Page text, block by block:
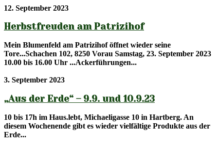
12. September 2023
Herbstfreuden am Patrizihof
Mein Blumenfeld am Patrizihof öffnet wieder seine
Tore...Schachen 102, 8250 Vorau Samstag, 23. September 2023
10.00 bis 16.00 Uhr ...Ackerführungen...
3. September 2023
„Aus der Erde“ – 9.9. und 10.9.23
10 bis 17h im Haus.lebt, Michaeligasse 10 in Hartberg. An
diesem Wochenende gibt es wieder vielfältige Produkte aus der
Erde...